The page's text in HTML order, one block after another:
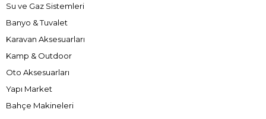
Su ve Gaz Sistemleri
Banyo & Tuvalet
Karavan Aksesuarları
Kamp & Outdoor
Oto Aksesuarları
Yapı Market
Bahçe Makineleri